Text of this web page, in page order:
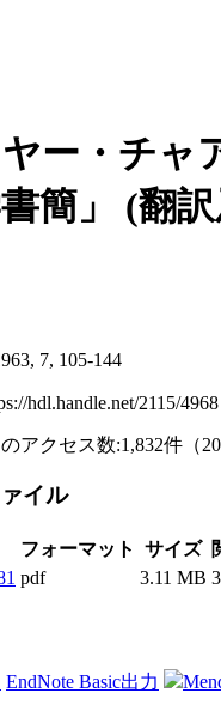
ー・チャ
書簡」 (翻
7, 105-144
hdl.handle.net/2115/4968
アクセス数:1,832件 （
イル
フォーマット サイズ
pdf 3.11 MB
EndNote Basic出力